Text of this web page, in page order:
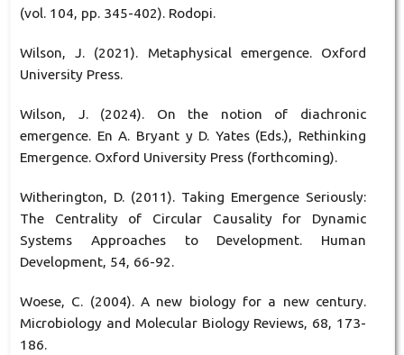
(vol. 104, pp. 345-402). Rodopi.
Wilson, J. (2021). Metaphysical emergence. Oxford
University Press.
Wilson, J. (2024). On the notion of diachronic
emergence. En A. Bryant y D. Yates (Eds.), Rethinking
Emergence. Oxford University Press (forthcoming).
Witherington, D. (2011). Taking Emergence Seriously:
The Centrality of Circular Causality for Dynamic
Systems Approaches to Development. Human
Development, 54, 66-92.
Woese, C. (2004). A new biology for a new century.
Microbiology and Molecular Biology Reviews, 68, 173-
186.